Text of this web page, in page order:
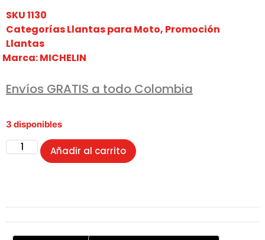
SKU1130
CategoríasLlantas para Moto, Promoción
Llantas
Marca:MICHELIN
Envíos GRATIS a todo Colombia
3 disponibles
Añadir al carrito